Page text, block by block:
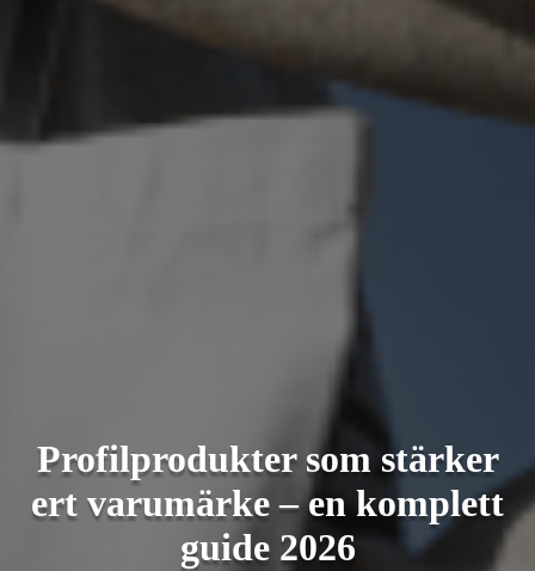
Profilprodukter som stärker
ert varumärke – en komplett
guide 2026